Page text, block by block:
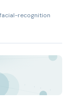
recognition